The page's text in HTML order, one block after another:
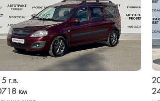
г.в.
км